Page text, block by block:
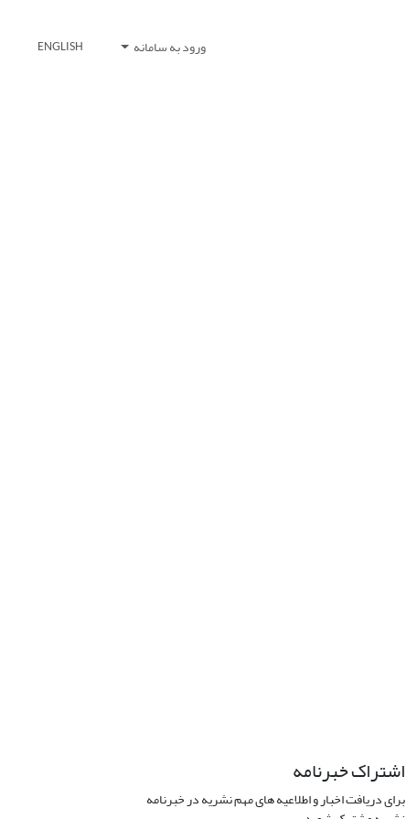
ورود به سامانه ENGLISH
اشتراک خبرنامه
برای دریافت اخبار و اطلاعیه های مهم نشریه در خبرنامه